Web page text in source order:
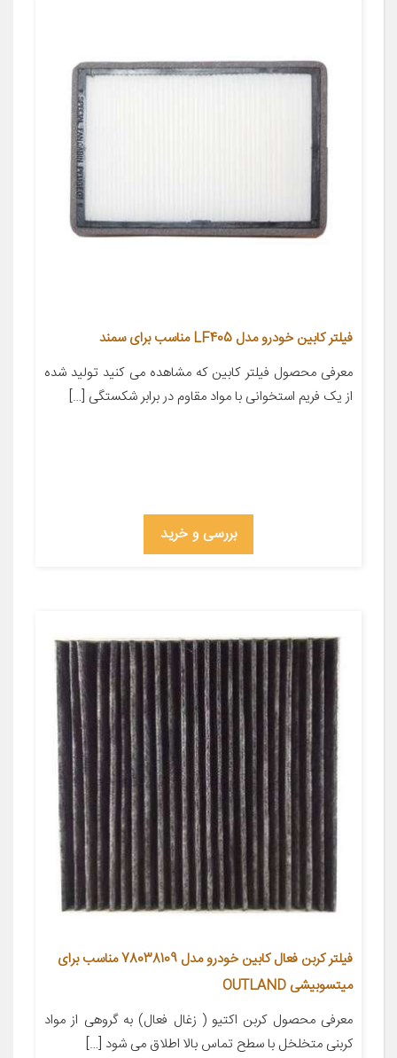
فیلتر کابین خودرو مدل LF405 مناسب برای سمند
معرفی محصول فیلتر کابین که مشاهده می کنید تولید شده
از یک فریم استخوانی با مواد مقاوم در برابر شکستگی […]
بررسی و خرید
فیلتر کربن فعال کابین خودرو مدل 78038109 مناسب برای
میتسوبیشی OUTLAND
معرفی محصول کربن اکتیو ( زغال فعال) به گروهی از مواد
کربنی متخلخل با سطح تماس بالا اطلاق می شود […]